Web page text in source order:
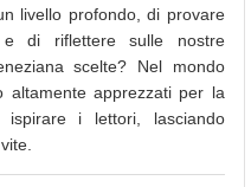
livello profondo, di provare
di riflettere sulle nostre
scelte? Nel mondo
altamente apprezzati per la
i lettori, lasciando